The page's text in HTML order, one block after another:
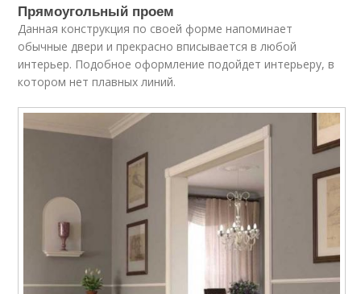
Прямоугольный проем
Данная конструкция по своей форме напоминает
обычные двери и прекрасно вписывается в любой
интерьер. Подобное оформление подойдет интерьеру, в
котором нет плавных линий.